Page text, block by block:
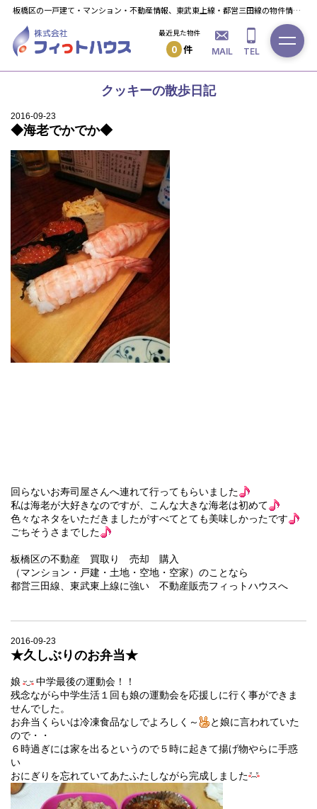
板橋区の一戸建て・マンション・不動産情報、東武東上線・都営三田線の物件情報ならフィっト・ハウスへ！
最近見た物件
0 件 MAIL TEL
クッキーの散歩日記
2016-09-23
◆海老でかでか◆
回らないお寿司屋さんへ連れて行ってもらいました
私は海老が大好きなのですが、こんな大きな海老は初めて
色々なネタをいただきましたがすべてとても美味しかったです
ごちそうさまでした
板橋区の不動産 買取り 売却 購入
（マンション・戸建・土地・空地・空家）のことなら
都営三田線、東武東上線に強い 不動産販売フィっトハウスへ
2016-09-23
★久しぶりのお弁当★
娘
中学最後の運動会！！
残念ながら中学生活１回も娘の運動会を応援しに行く事ができま
せんでした。
お弁当くらいは冷凍食品なしでよろしく～
と娘に言われていた
ので・・
６時過ぎには家を出るというので５時に起きて揚げ物やらに手惑
い
おにぎりを忘れていてあたふたしながら完成しました